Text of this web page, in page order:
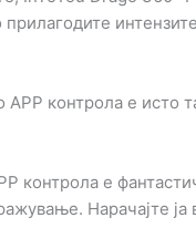
APP контрола е исто
контрола е
Нарачајте ја